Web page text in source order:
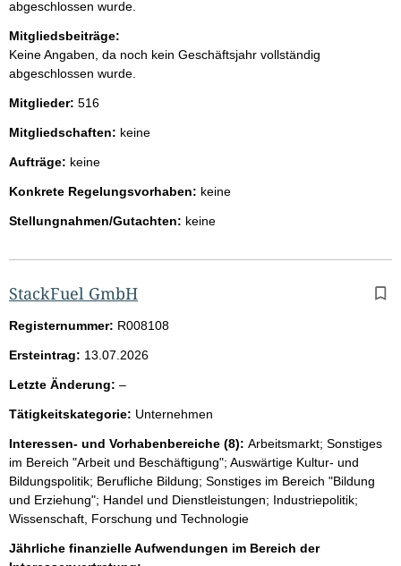
abgeschlossen wurde.
Mitgliedsbeiträge:
Keine Angaben, da noch kein Geschäftsjahr vollständig
abgeschlossen wurde.
Mitglieder: 516
Mitgliedschaften: keine
Aufträge: keine
Konkrete Regelungsvorhaben: keine
Stellungnahmen/Gutachten: keine
StackFuel GmbH
Registernummer: R008108
Ersteintrag: 13.07.2026
Letzte Änderung: –l
e
r
Tätigkeitskategorie: Unternehmen
Interessen- und Vorhabenbereiche (8): Arbeitsmarkt; Sonstiges
im Bereich "Arbeit und Beschäftigung"; Auswärtige Kultur- und
Bildungspolitik; Berufliche Bildung; Sonstiges im Bereich "Bildung
und Erziehung"; Handel und Dienstleistungen; Industriepolitik;
Wissenschaft, Forschung und Technologie
Jährliche finanzielle Aufwendungen im Bereich der